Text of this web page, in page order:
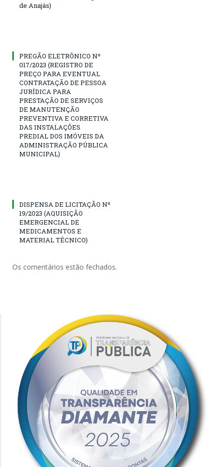
de Anajás)
PREGÃO ELETRÔNICO Nº
017/2023 (REGISTRO DE
PREÇO PARA EVENTUAL
CONTRATAÇÃO DE PESSOA
JURÍDICA PARA
PRESTAÇÃO DE SERVIÇOS
DE MANUTENÇÃO
PREVENTIVA E CORRETIVA
DAS INSTALAÇÕES
PREDIAL DOS IMÓVEIS DA
ADMINISTRAÇÃO PÚBLICA
MUNICIPAL)
DISPENSA DE LICITAÇÃO Nº
19/2023 (AQUISIÇÃO
EMERGENCIAL DE
MEDICAMENTOS E
MATERIAL TÉCNICO)
Os comentários estão fechados.